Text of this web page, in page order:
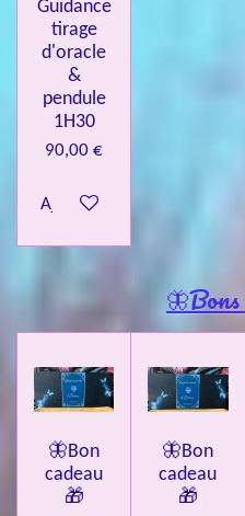
Guidance
tirage
d'oracle
&
pendule
1H30
90,00 €
Ajouter au panier
🦋Bon
cadeau
🎁
🦋Bon
cadeau
🎁